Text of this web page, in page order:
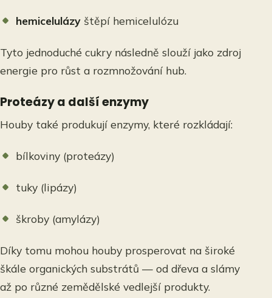
hemicelulázy štěpí hemicelulózu
Tyto jednoduché cukry následně slouží jako zdroj
energie pro růst a rozmnožování hub.
Proteázy a další enzymy
Houby také produkují enzymy, které rozkládají:
bílkoviny (proteázy)
tuky (lipázy)
škroby (amylázy)
Díky tomu mohou houby prosperovat na široké
škále organických substrátů — od dřeva a slámy
až po různé zemědělské vedlejší produkty.